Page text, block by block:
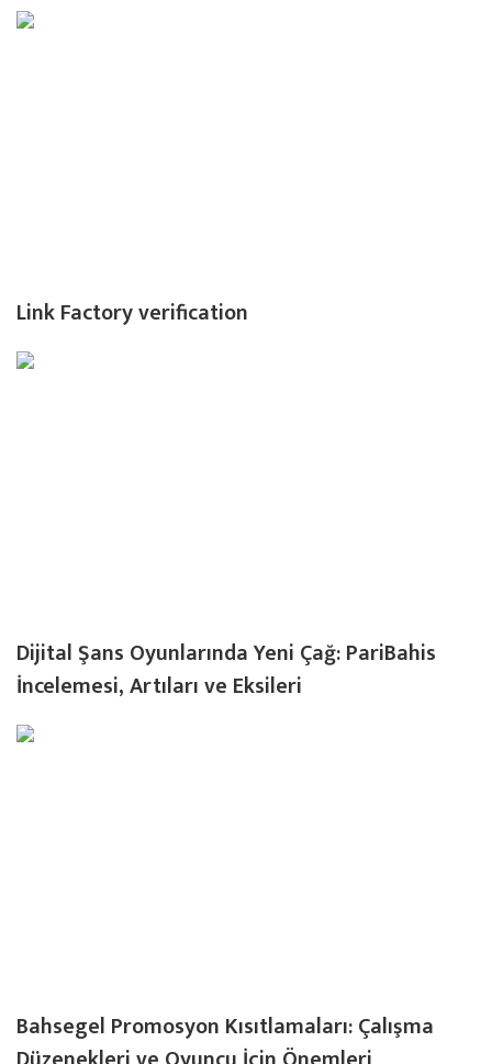
Link Factory verification
Dijital Şans Oyunlarında Yeni Çağ: PariBahis
İncelemesi, Artıları ve Eksileri
Bahsegel Promosyon Kısıtlamaları: Çalışma